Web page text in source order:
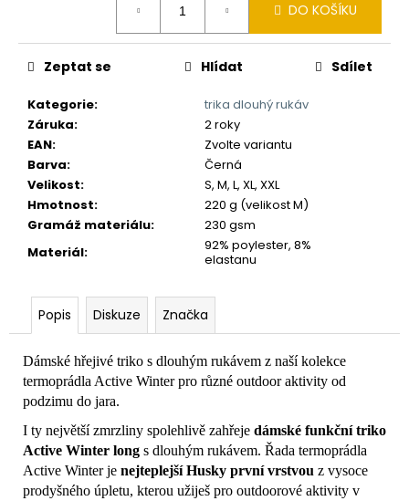
DO KOŠÍKU
Kategorie:
trika dlouhý rukáv
Záruka:
2 roky
EAN:
Zvolte variantu
Barva:
Černá
Velikost:
S, M, L, XL, XXL
Hmotnost:
220 g (velikost M)
Gramáž materiálu:
230 gsm
Materiál:
92% poylester, 8%
elastanu
Zeptat se Hlídat Sdílet
Popis Diskuze Značka
Dámské hřejivé triko s dlouhým rukávem z naší kolekce
termoprádla Active Winter pro různé outdoor aktivity od
podzimu do jara.
I ty největší zmrzliny spolehlivě zahřeje dámské funkční triko
Active Winter long s dlouhým rukávem. Řada termoprádla
Active Winter je nejteplejší Husky první vrstvou z vysoce
prodyšného úpletu, kterou užiješ pro outdoorové aktivity v